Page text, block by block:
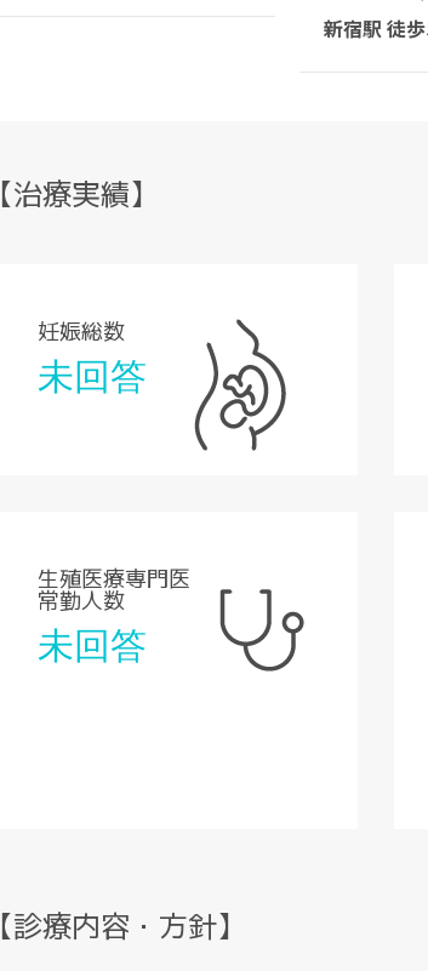
新宿駅 徒
【治療実績】
妊娠総数
未回答
生殖医療専門医
常勤人数
未回答
【診療内容・方針】